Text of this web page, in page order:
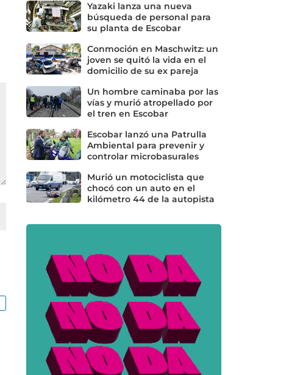
Yazaki lanza una nueva
búsqueda de personal para
su planta de Escobar
Conmoción en Maschwitz: un
joven se quitó la vida en el
domicilio de su ex pareja
Un hombre caminaba por las
vías y murió atropellado por
el tren en Escobar
Escobar lanzó una Patrulla
Ambiental para prevenir y
controlar microbasurales
Murió un motociclista que
chocó con un auto en el
kilómetro 44 de la autopista